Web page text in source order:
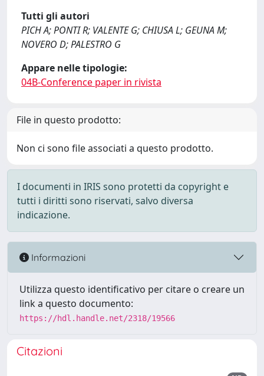
Tutti gli autori
PICH A; PONTI R; VALENTE G; CHIUSA L; GEUNA M;
NOVERO D; PALESTRO G
Appare nelle tipologie:
04B-Conference paper in rivista
File in questo prodotto:
Non ci sono file associati a questo prodotto.
I documenti in IRIS sono protetti da copyright e
tutti i diritti sono riservati, salvo diversa
indicazione.
Informazioni
Utilizza questo identificativo per citare o creare un
link a questo documento:
https://hdl.handle.net/2318/19566
Citazioni